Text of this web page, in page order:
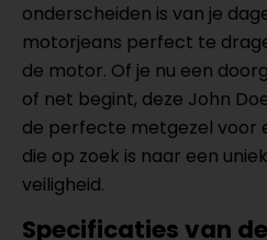
onderscheiden is van je
motorjeans perfect te
de motor. Of je nu een
of net begint, deze John
de perfecte metgezel voor
die op zoek is naar een
veiligheid.
Specificaties van